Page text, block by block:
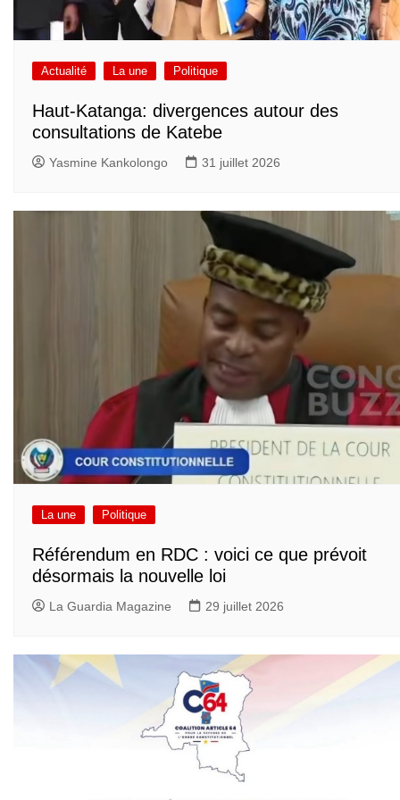
Actualité La une Politique
Haut-Katanga: divergences autour des
consultations de Katebe
Yasmine Kankolongo 31 juillet 2026
La une Politique
Référendum en RDC : voici ce que prévoit
désormais la nouvelle loi
La Guardia Magazine 29 juillet 2026